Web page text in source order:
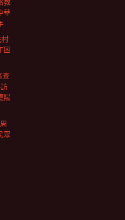
教
華
村
困
查
陽
眾